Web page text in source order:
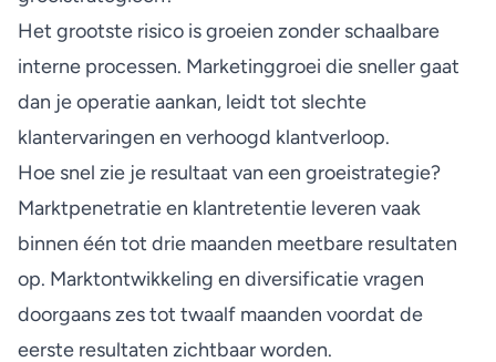
Het grootste risico is groeien zonder schaalbare
interne processen. Marketinggroei die sneller gaat
dan je operatie aankan, leidt tot slechte
klantervaringen en verhoogd klantverloop.
Hoe snel zie je resultaat van een groeistrategie?
Marktpenetratie en klantretentie leveren vaak
binnen één tot drie maanden meetbare resultaten
op. Marktontwikkeling en diversificatie vragen
doorgaans zes tot twaalf maanden voordat de
eerste resultaten zichtbaar worden.